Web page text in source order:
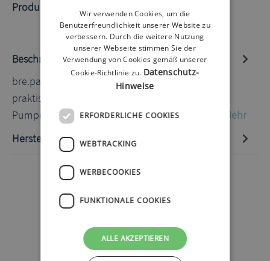
Produktnummer:
Beschreibung
bre.parat Bauchgurt dunkelblau 85-90cm Ein
praktischer Bauchgurt an dem man seine
Pumpentasche befestigen kann. Der Gurt ha…
Mehr
Hersteller-Informationen
Wir verwenden Cookies, um die
Benutzerfreundlichkeit unserer Website zu
verbessern. Durch die weitere Nutzung
unserer Webseite stimmen Sie der
Verwendung von Cookies gemäß unserer
Cookie-Richtlinie zu. Datenschutz-
Hinweise
ERFORDERLICHE COOKIES
WEBTRACKING
WERBECOOKIES
FUNKTIONALE COOKIES
ALLE AKZEPTIEREN